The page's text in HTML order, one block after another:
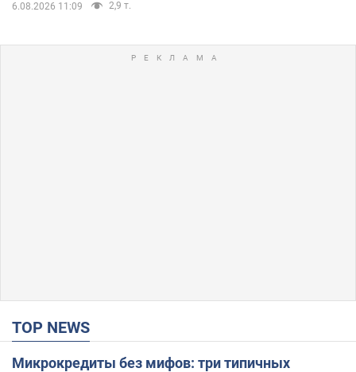
6.08.2026 11:09 2,9 т.
TOP NEWS
Микрокредиты без мифов: три типичных